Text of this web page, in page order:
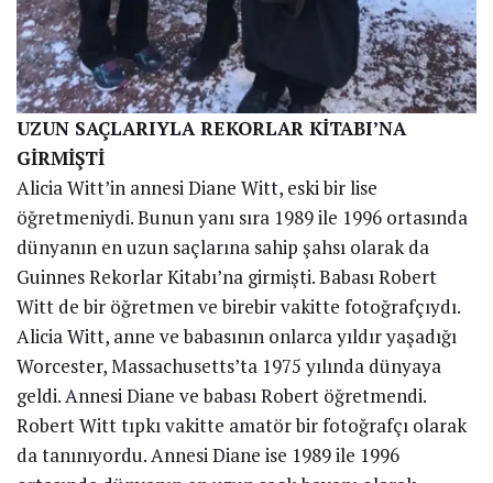
UZUN SAÇLARIYLA REKORLAR KİTABI’NA
GİRMİŞTİ
Alicia Witt’in annesi Diane Witt, eski bir lise
öğretmeniydi. Bunun yanı sıra 1989 ile 1996 ortasında
dünyanın en uzun saçlarına sahip şahsı olarak da
Guinnes Rekorlar Kitabı’na girmişti. Babası Robert
Witt de bir öğretmen ve birebir vakitte fotoğrafçıydı.
Alicia Witt, anne ve babasının onlarca yıldır yaşadığı
Worcester, Massachusetts’ta 1975 yılında dünyaya
geldi. Annesi Diane ve babası Robert öğretmendi.
Robert Witt tıpkı vakitte amatör bir fotoğrafçı olarak
da tanınıyordu. Annesi Diane ise 1989 ile 1996